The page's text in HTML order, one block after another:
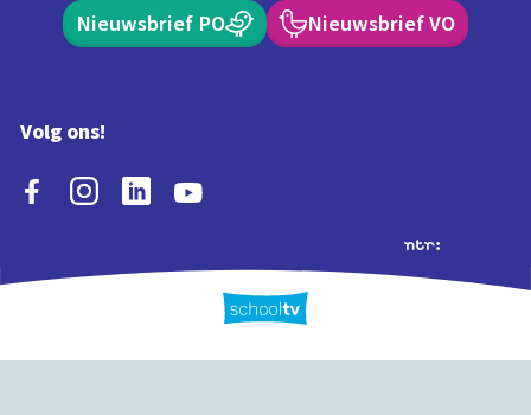
Nieuwsbrief PO Nieuwsbrief VO
Volg ons!